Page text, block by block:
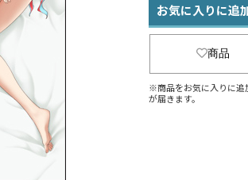
お気に入りに追
商品
※商品をお気に入りに追
が届きます。